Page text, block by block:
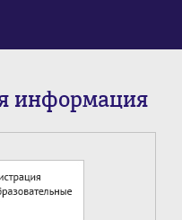
информация